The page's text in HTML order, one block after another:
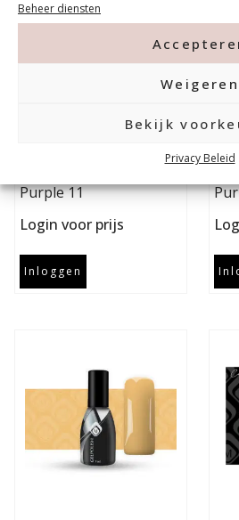
Beheer diensten
Weigeren
Bekijk
Privacy Beleid
Purple 11
Login voor prijs
Inloggen